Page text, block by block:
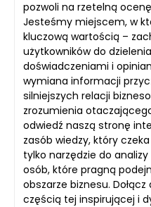
pozwoli na rzetelną
Jesteśmy miejscem, w
kluczową wartością –
użytkowników do
doświadczeniami i
wymiana informacji
silniejszych relacji
zrozumienia
odwiedź naszą stronę
zasób wiedzy, który
tylko narzędzie do
osób, które pragną
obszarze biznesu.
częścią tej inspirującej i